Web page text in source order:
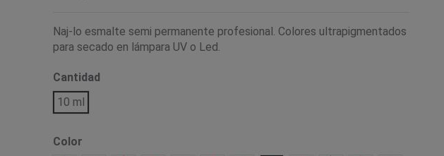
Naj-lo esmalte semi permanente profesional. Colores ultrapigmentados
para secado en lámpara UV o Led.
Cantidad
10 ml
Color